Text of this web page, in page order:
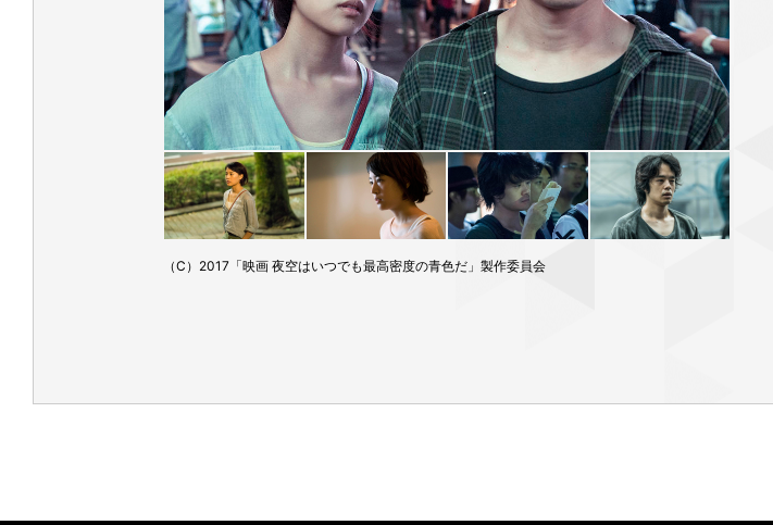
（C）2017「映画 夜空はいつでも最高密度の青色だ」製作委員会